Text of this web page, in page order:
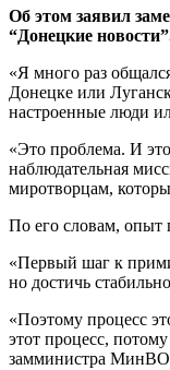
Об этом заявил
“Донецкие
«Я много раз
Донецке или
настроенные люди
«Это проблема. И
наблюдательная
миротворцам,
По его словам,
«Первый шаг к
но достичь
«Поэтому процесс
этот процесс,
замминистра